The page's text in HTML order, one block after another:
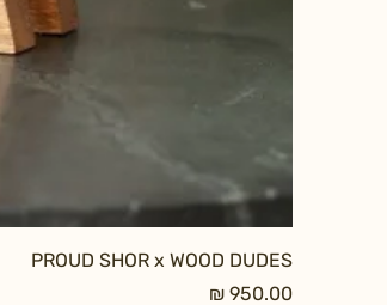
PROUD SHOR x WOOD DUDES
מחיר